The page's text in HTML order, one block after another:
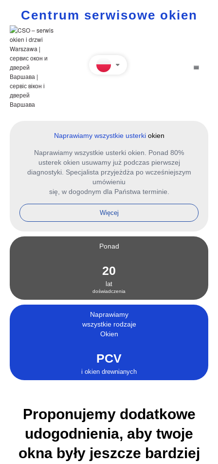
Centrum serwisowe okien
Naprawiamy wszystkie usterkiokien
Naprawiamy wszystkie usterki okien. Ponad 80%
usterek okien usuwamy już podczas pierwszej
diagnostyki. Specjalista przyjeżdża po wcześniejszym
umówieniu
się, w dogodnym dla Państwa terminie.
Więcej
Ponad
20
lat
doświadczenia
Naprawiamy
wszystkie rodzaje
Okien
PCV
i okien drewnianych
Proponujemy dodatkowe
udogodnienia, aby twoje
okna były jeszcze bardziej